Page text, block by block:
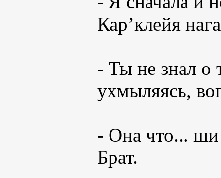
Кар’клейя
- Ты не знал о
ухмыляясь,
- Она что...
Брат.